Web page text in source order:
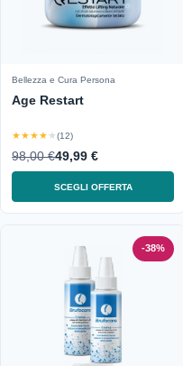
Bellezza e Cura Persona
Age Restart
★★★★★(12)
98,00 €49,99 €
SCEGLI OFFERTA
-38%